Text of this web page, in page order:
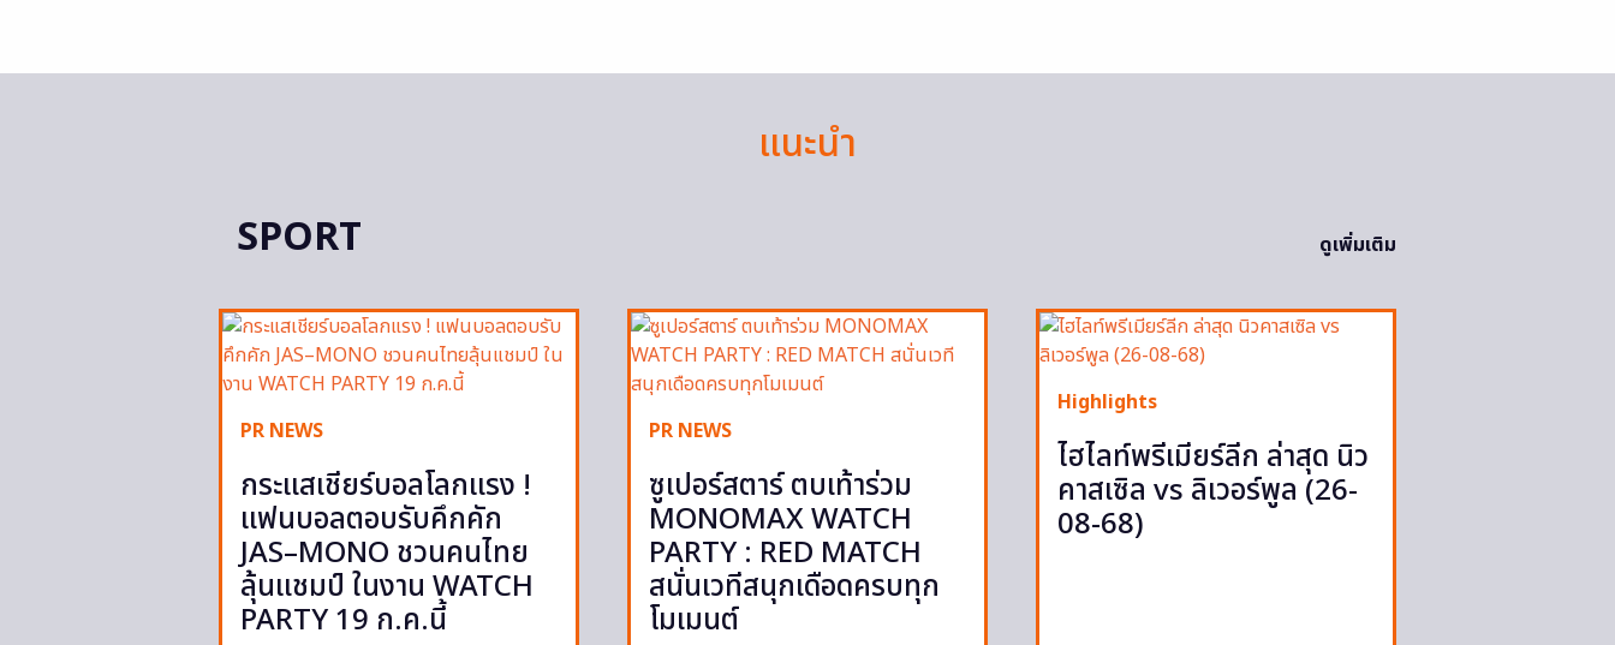
แนะนำ
SPORT
ดูเพิ่มเติม
PR NEWS
กระแสเชียร์บอลโลกแรง !
แฟนบอลตอบรับคึกคัก
JAS–MONO ชวนคนไทย
ลุ้นแชมป์ ในงาน WATCH
PARTY 19 ก.ค.นี้
PR NEWS
ซูเปอร์สตาร์ ตบเท้าร่วม
MONOMAX WATCH
PARTY : RED MATCH
สนั่นเวทีสนุกเดือดครบทุก
โมเมนต์
Highlights
ไฮไลท์พรีเมียร์ลีก ล่าสุด นิว
คาสเซิล vs ลิเวอร์พูล (26-
08-68)